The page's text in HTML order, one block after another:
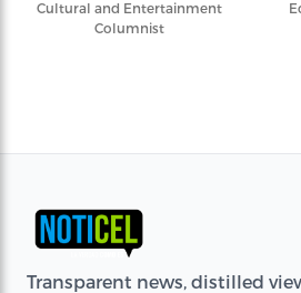
Cultural and Entertainment
Columnist
Transparent news, distilled